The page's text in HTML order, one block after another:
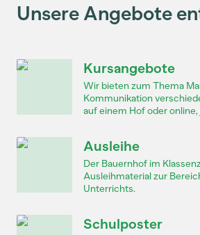
Unsere Angebote
Kursangebote
Wir bieten zum Thema
Kommunikation
auf einem Hof oder online,
Ausleihe
Der Bauernhof im
Ausleihmaterial zur
Unterrichts.
Schulposter